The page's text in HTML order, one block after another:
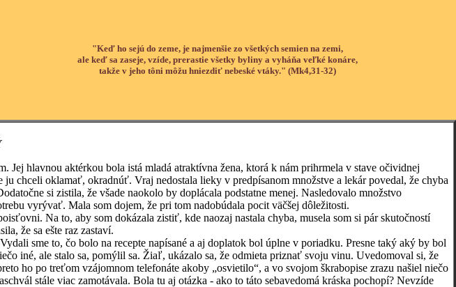
"Keď ho sejú do zeme, je najmenšie zo všetkých semien na zemi,
ale keď sa zaseje, vzíde, prerastie všetky byliny a vyháňa veľké konáre,
takže v jeho tôni môžu hniezdiť nebeské vtáky." (Mk4,31-32)
hlavnou aktérkou bola istá mladá atraktívna žena, ktorá k nám prihrmela v stave očividnej
chceli oklamať, okradnúť. Vraj nedostala lieky v predpísanom množstve a lekár povedal, že chyba
si zistila, že všade naokolo by doplácala podstatne menej. Nasledovalo množstvo
vyrývať. Mala som dojem, že pri tom nadobúdala pocit väčšej dôležitosti.
Na to, aby som dokázala zistiť, kde naozaj nastala chyba, musela som si pár skutočností
že sa ešte raz zastaví.
sme to, čo bolo na recepte napísané a aj doplatok bol úplne v poriadku. Presne taký aký by bol
iné, ale stalo sa, pomýlil sa. Žiaľ, ukázalo sa, že odmieta priznať svoju vinu. Uvedomoval si, že
ho po treťom vzájomnom telefonáte akoby „osvietilo“, a vo svojom škrabopise zrazu našiel niečo
stále viac zamotávala. Bola tu aj otázka - ako to táto sebavedomá kráska pochopí? Nevzíde